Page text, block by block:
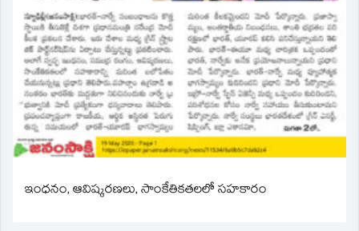
ఇంధనం, ఆవిష్కరణలు, సాంకేతికతలలో సహకారం